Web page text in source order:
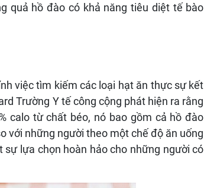
quả hồ đào có khả năng tiêu diệt tế bào
việc tìm kiếm các loại hạt ăn thực sự kết
Trường Y tế công cộng phát hiện ra rằng
calo từ chất béo, nó bao gồm cả hồ đào
với những người theo một chế độ ăn uống
lựa chọn hoàn hảo cho những người có